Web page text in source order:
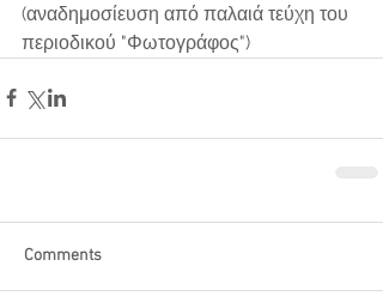
(αναδημοσίευση από παλαιά τεύχη του
περιοδικού "Φωτογράφος")
Comments